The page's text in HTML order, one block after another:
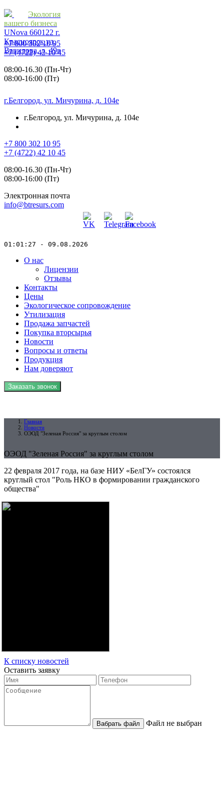
Экология
вашего бизнеса
UNova 660122 г.
Красноярск ул.
Вавилова, д. 49в
+7 800 302 10 95
+7 (4722) 42 10 45
08:00-16.30 (Пн-Чт)
08:00-16:00 (Пт)
г.Белгород, ул. Мичурина, д. 104е
г.Белгород, ул. Мичурина, д. 104е
+7 800 302 10 95
+7 (4722) 42 10 45
08:00-16.30 (Пн-Чт)
08:00-16:00 (Пт)
Электронная почта
info@btresurs.com
01:01:27 - 09.08.2026
О нас
Лицензии
Отзывы
Контакты
Цены
Экологическое сопровождение
Утилизация
Продажа запчастей
Покупка вторсырья
Новости
Вопросы и ответы
Продукция
Нам доверяют
Заказать звонок
Главная
Новости
ОЭОД "Зеленая Россия" за круглым столом
ОЭОД "Зеленая Россия" за круглым столом
22 февраля 2017 года, на базе НИУ «БелГУ» состоялся
круглый стол "Роль НКО в формировании гражданского
общества"
К списку новостей
Оставить заявку
Вабрать файл Файл не выбран